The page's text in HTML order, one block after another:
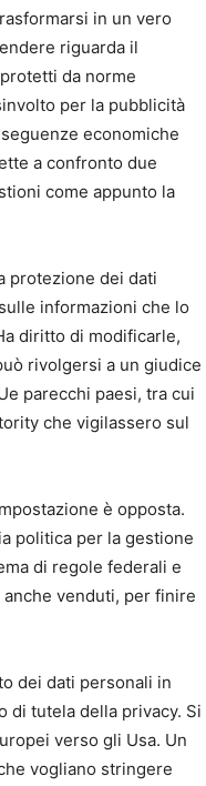
in un vero
riguarda il
da norme
per la pubblicità
economiche
a confronto due
come appunto la
protezione dei dati
informazioni che lo
diritto di modificarle,
rivolgersi a un giudice
parecchi paesi, tra cui
che vigilassero sul
è opposta.
politica per la gestione
di regole federali e
venduti, per finire
dei dati personali in
di tutela della privacy. Si
verso gli Usa. Un
vogliano stringere